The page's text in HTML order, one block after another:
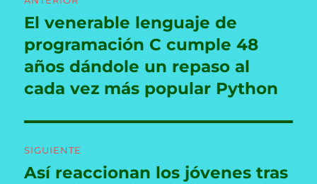
de
entradas
Entrada
anterior:
El venerable lenguaje de
programación C cumple 48
años dándole un repaso al
cada vez más popular Python
SIGUIENTE
Entrada
Así reaccionan los jóvenes tras